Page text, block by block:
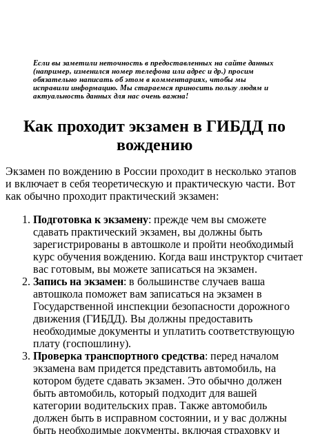
Если вы заметили неточность в предоставленных на сайте данных
(например, изменился номер телефона или адрес и др.) просим
обязательно написать об этом в комментариях, чтобы мы
исправили информацию. Мы стараемся приносить пользу людям и
актуальность данных для нас очень важна!
Как проходит экзамен в ГИБДД по
вождению
Экзамен по вождению в России проходит в несколько этапов
и включает в себя теоретическую и практическую части. Вот
как обычно проходит практический экзамен:
Подготовка к экзамену: прежде чем вы сможете
сдавать практический экзамен, вы должны быть
зарегистрированы в автошколе и пройти необходимый
курс обучения вождению. Когда ваш инструктор считает
вас готовым, вы можете записаться на экзамен.
Запись на экзамен: в большинстве случаев ваша
автошкола поможет вам записаться на экзамен в
Государственной инспекции безопасности дорожного
движения (ГИБДД). Вы должны предоставить
необходимые документы и уплатить соответствующую
плату (госпошлину).
Проверка транспортного средства: перед началом
экзамена вам придется представить автомобиль, на
котором будете сдавать экзамен. Это обычно должен
быть автомобиль, который подходит для вашей
категории водительских прав. Также автомобиль
должен быть в исправном состоянии, и у вас должны
быть необходимые документы, включая страховку и